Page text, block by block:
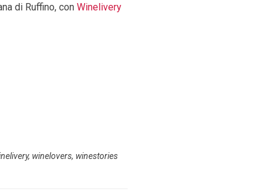
di Ruffino, conWinelivery
, winelovers, winestories